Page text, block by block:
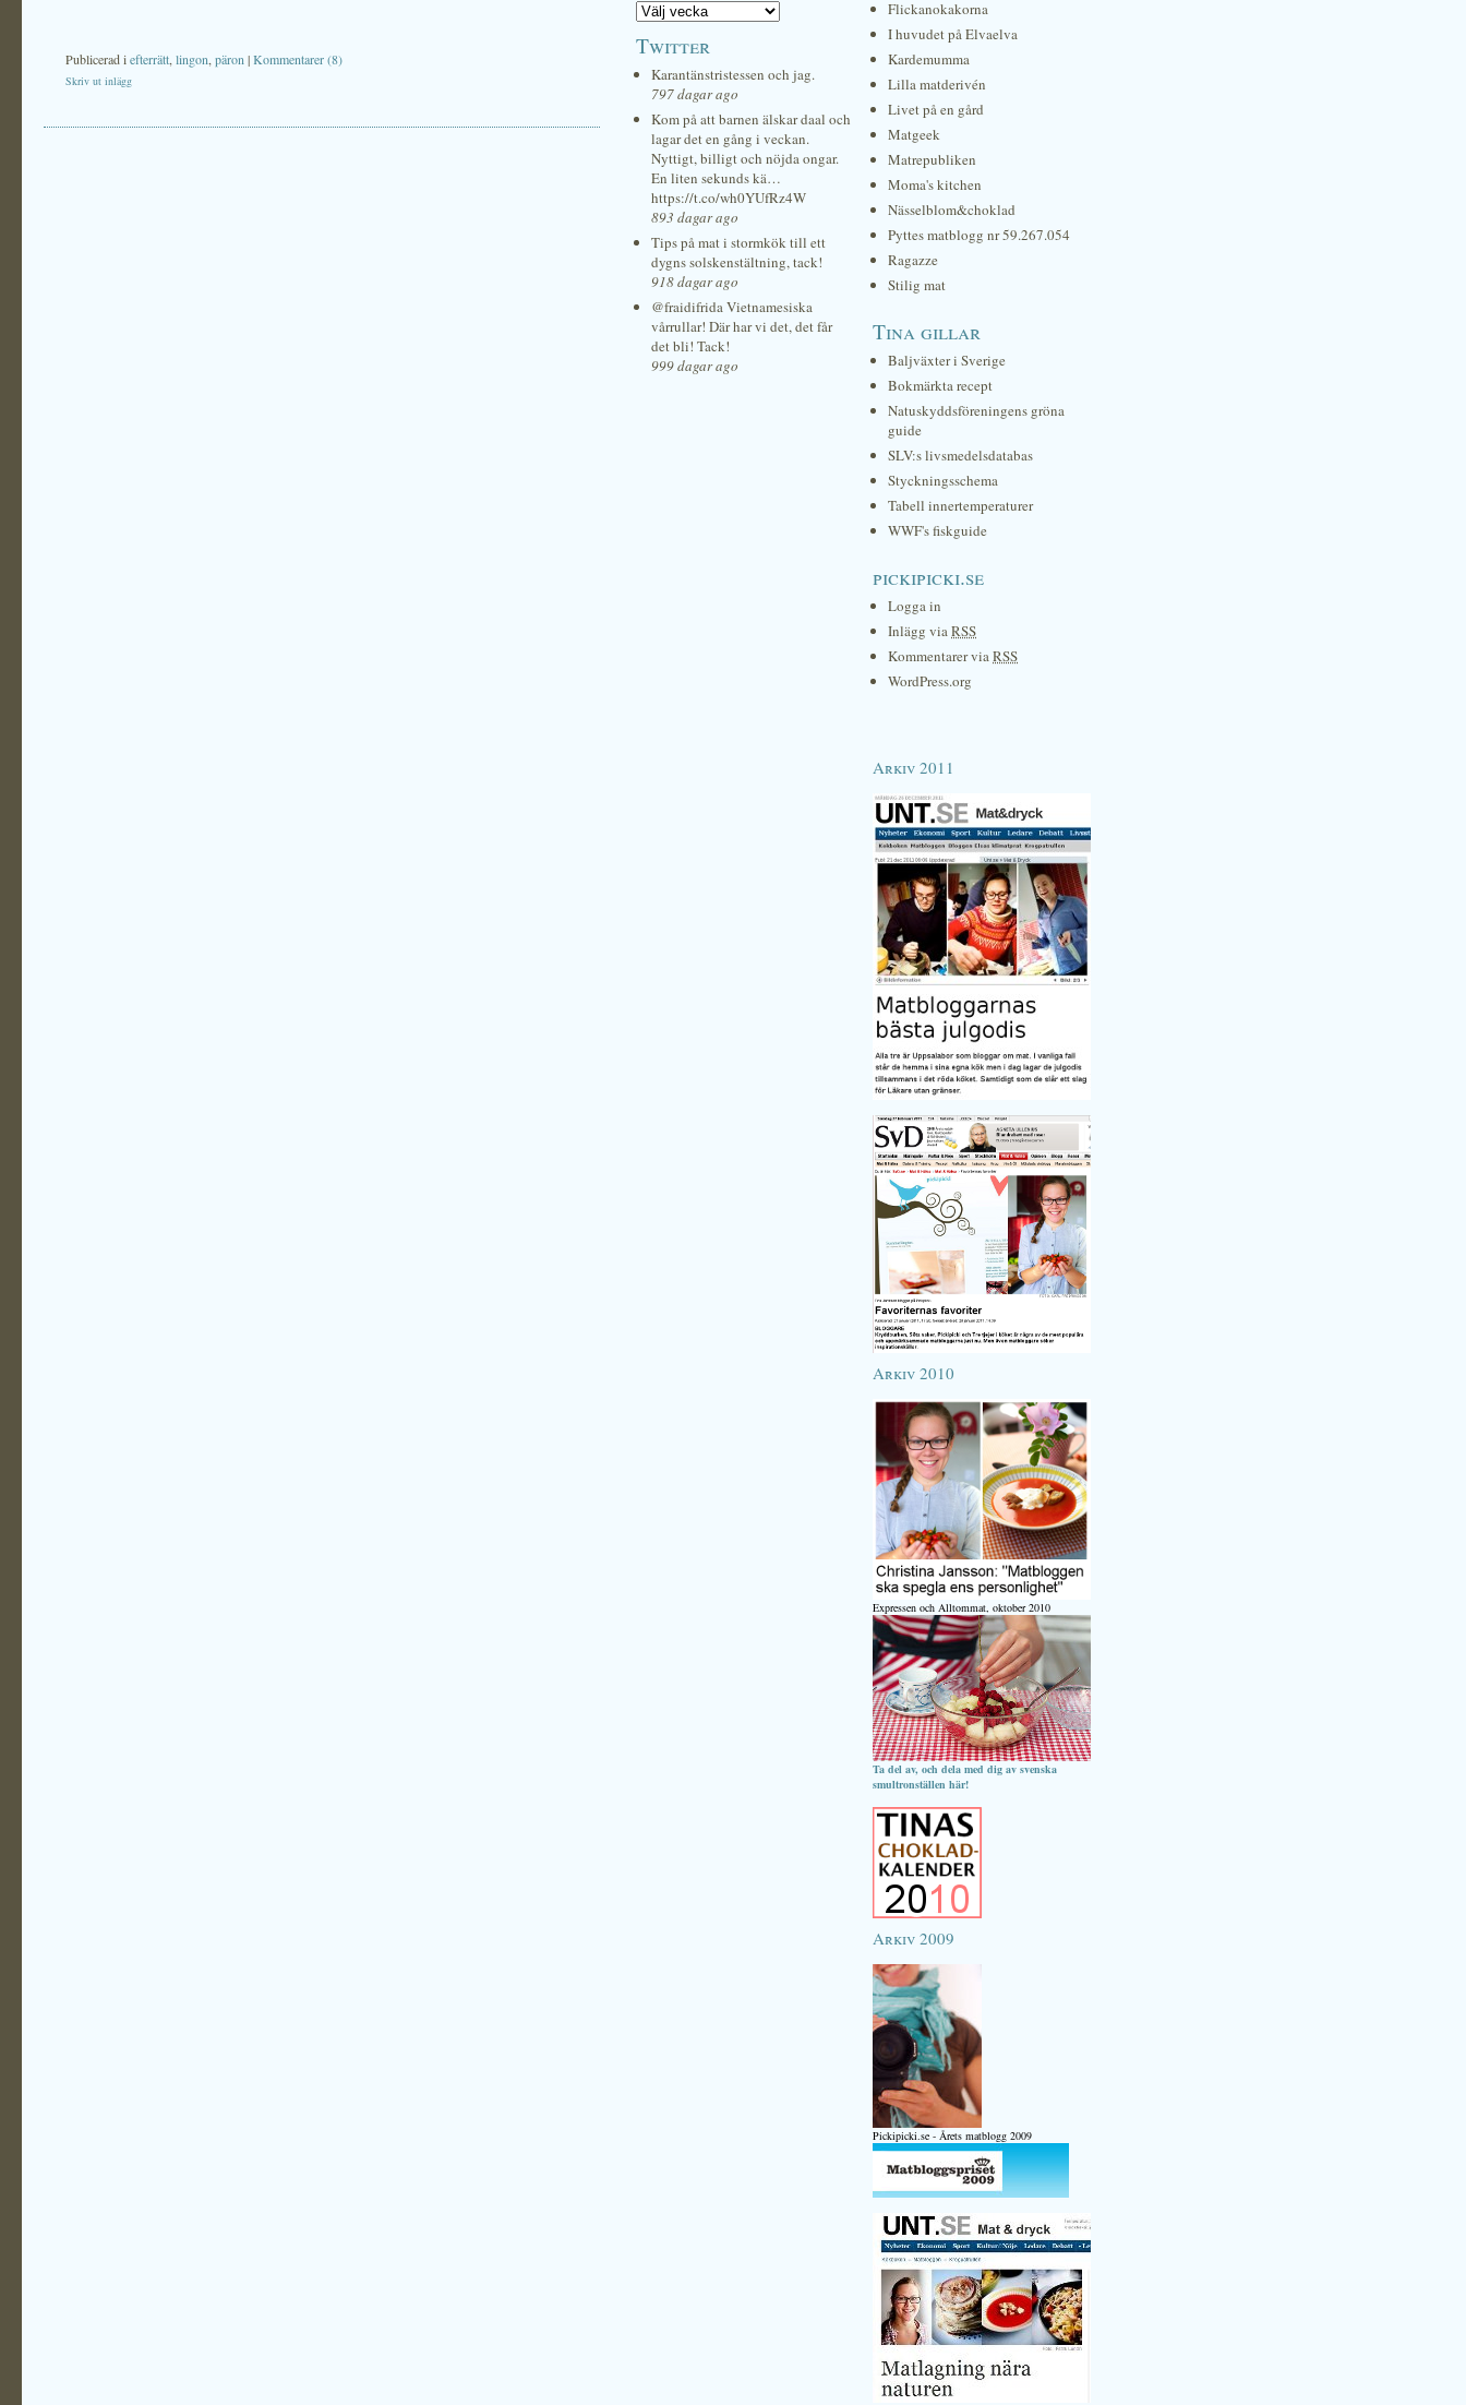
Publicerad iefterrätt lingon päron |Kommentarer (8)
Skriv ut inlägg
Twitter
Karantänstristessen och jag.
797 dagar ago
Kom på att barnen älskar daal och
lagar det en gång i veckan.
Nyttigt, billigt och nöjda ongar.
En liten sekunds kä…
https://t.co/wh0YUfRz4W
893 dagar ago
Tips på mat i stormkök till ett
dygns solskenstältning, tack!
918 dagar ago
@fraidifrida Vietnamesiska
vårrullar! Där har vi det, det får
det bli! Tack!
999 dagar ago
Flickanokakorna
I huvudet på Elvaelva
Kardemumma
Lilla matderivén
Livet på en gård
Matgeek
Matrepubliken
Moma's kitchen
Nässelblom&choklad
Pyttes matblogg nr 59.267.054
Ragazze
Stilig mat
Tina gillar
Baljväxter i Sverige
Bokmärkta recept
Natuskyddsföreningens gröna
guide
SLV:s livsmedelsdatabas
Styckningsschema
Tabell innertemperaturer
WWF's fiskguide
pickipicki.se
Logga in
Inlägg viaRSS
Kommentarer viaRSS
WordPress.org
Arkiv 2011
Arkiv 2010
Expressen och Alltommat, oktober 2010
Ta del av, och dela med dig av svenska
smultronställen här!
Arkiv 2009
Pickipicki.se - Årets matblogg 2009